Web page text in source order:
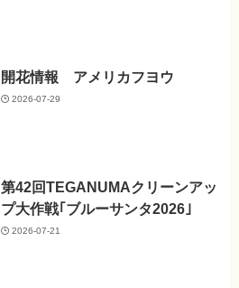
開花情報 アメリカフヨウ
2026-07-29
第42回TEGANUMAクリーンアッ
プ大作戦｢ブルーサンタ2026｣
2026-07-21